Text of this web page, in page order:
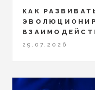
КАК
29.07.2026